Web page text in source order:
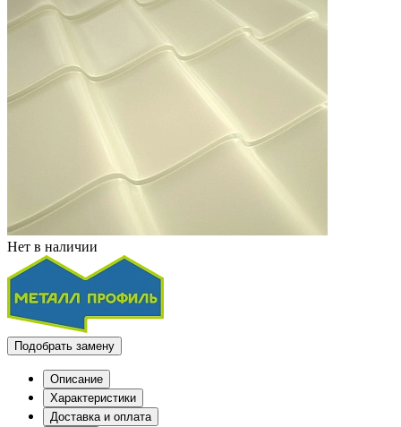
Нет в наличии
Подобрать замену
Описание
Характеристики
Доставка и оплата